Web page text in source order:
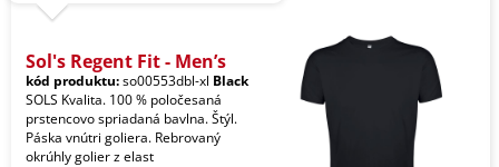
Sol's Regent Fit - Men’s
kód produktu:so00553dbl-xl Black
SOLS Kvalita. 100 % poločesaná
prstencovo spriadaná bavlna. Štýl.
Páska vnútri goliera. Rebrovaný
okrúhly golier z elast